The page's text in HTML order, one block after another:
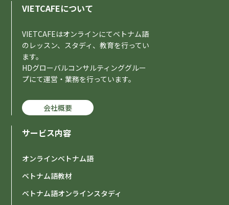
VIETCAFEについて
VIETCAFEはオンラインにてベトナム語
のレッスン、スタディ、教育を行ってい
ます。
HDグローバルコンサルティンググルー
プにて運営・業務を行っています。
会社概要
サービス内容
オンラインベトナム語
ベトナム語教材
ベトナム語オンラインスタディ